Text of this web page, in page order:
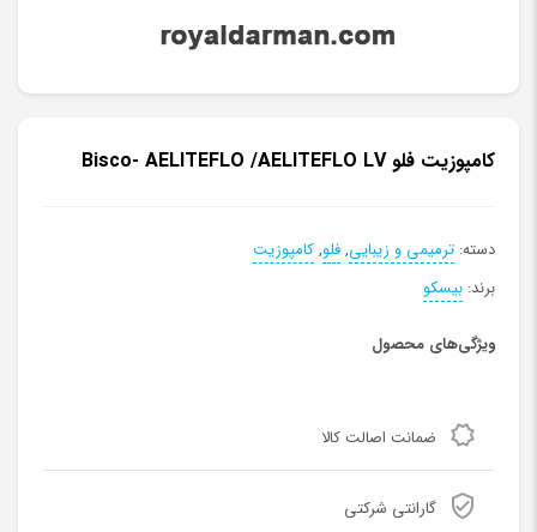
کامپوزیت فلو Bisco- AELITEFLO /AELITEFLO LV
دسته: ترمیمی و زیبایی,فلو,کامپوزیت
برند: بیسکو
ویژگی‌های محصول
ضمانت اصالت کالا
گارانتی شرکتی